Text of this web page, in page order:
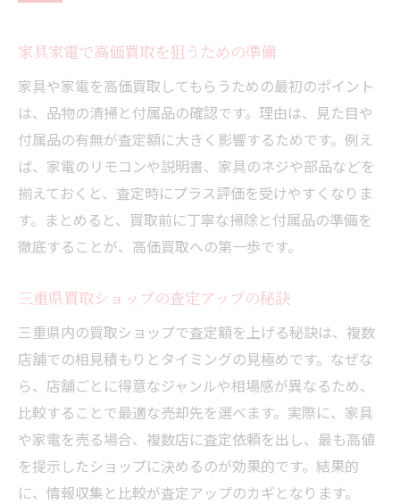
家具家電で高価買取を狙うための準備
家具や家電を高価買取してもらうための最初のポイント
は、品物の清掃と付属品の確認です。理由は、見た目や
付属品の有無が査定額に大きく影響するためです。例え
ば、家電のリモコンや説明書、家具のネジや部品などを
揃えておくと、査定時にプラス評価を受けやすくなりま
す。まとめると、買取前に丁寧な掃除と付属品の準備を
徹底することが、高価買取への第一歩です。
三重県買取ショップの査定アップの秘訣
三重県内の買取ショップで査定額を上げる秘訣は、複数
店舗での相見積もりとタイミングの見極めです。なぜな
ら、店舗ごとに得意なジャンルや相場感が異なるため、
比較することで最適な売却先を選べます。実際に、家具
や家電を売る場合、複数店に査定依頼を出し、最も高値
を提示したショップに決めるのが効果的です。結果的
に、情報収集と比較が査定アップのカギとなります。